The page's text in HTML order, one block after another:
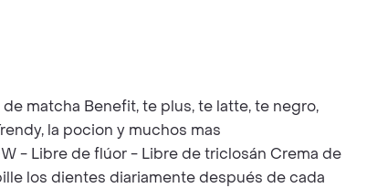
matcha Benefit, te plus, te latte, te negro,
la pocion y muchos mas
de flúor - Libre de triclosán Crema de
los dientes diariamente después de cada